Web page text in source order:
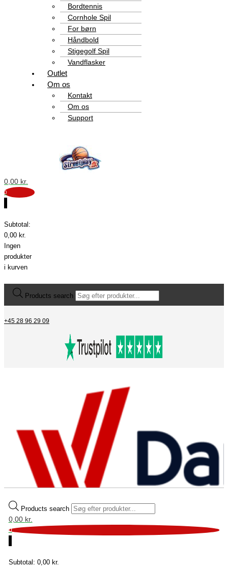
Bordtennis
Cornhole Spil
For børn
Håndbold
Stigegolf Spil
Vandflasker
Outlet
Om os
Kontakt
Om os
Support
0,00 kr.
0
Subtotal:
0,00 kr.
Ingen
produkter
i kurven
Products search
+45 28 96 29 09
Products search
0,00 kr.
0
Subtotal: 0,00 kr.